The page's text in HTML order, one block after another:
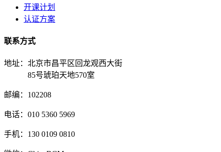
开课计划
认证方案
联系方式
地址：北京市昌平区回龙观西大街
85号琥珀天地570室
邮编：102208
电话：010 5360 5969
手机：130 0109 0810